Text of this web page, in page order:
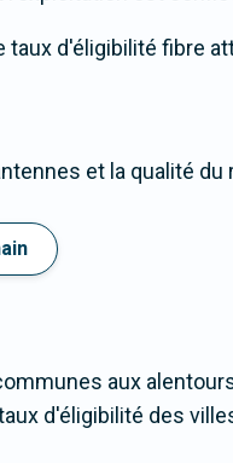
d'éligibilité fibre
et la qualité
aux
d'éligibilité des